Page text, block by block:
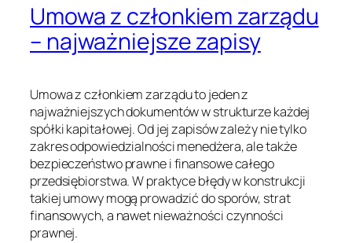
Umowa z członkiem zarządu
– najważniejsze zapisy
Umowa z członkiem zarządu to jeden z
najważniejszych dokumentów w strukturze każdej
spółki kapitałowej. Od jej zapisów zależy nie tylko
zakres odpowiedzialności menedżera, ale także
bezpieczeństwo prawne i finansowe całego
przedsiębiorstwa. W praktyce błędy w konstrukcji
takiej umowy mogą prowadzić do sporów, strat
finansowych, a nawet nieważności czynności
prawnej.